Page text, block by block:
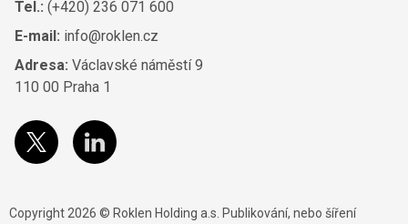
Tel.: (+420) 236 071 600
E-mail: info@roklen.cz
Adresa: Václavské náměstí 9
110 00 Praha 1
Copyright 2026 © Roklen Holding a.s. Publikování, nebo šíření